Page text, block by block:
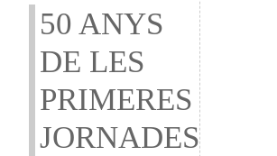
50 ANYS
DE LES
PRIMERES
JORNADES